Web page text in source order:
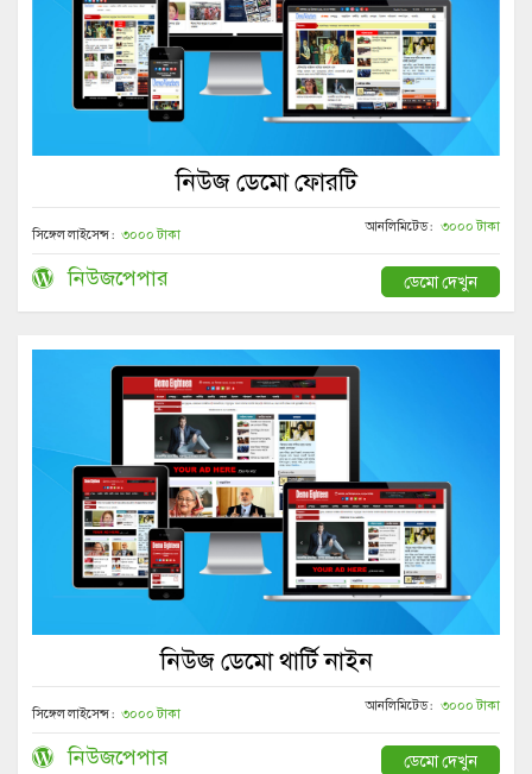
নিউজ ডেমো ফোরটি
সিঙ্গেল লাইসেন্স : ৩০০০ টাকা আনলিমিটেড : ৩০০০ টাকা
নিউজপেপার ডেমো দেখুন
নিউজ ডেমো থার্টি নাইন
সিঙ্গেল লাইসেন্স : ৩০০০ টাকা আনলিমিটেড : ৩০০০ টাকা
নিউজপেপার ডেমো দেখুন